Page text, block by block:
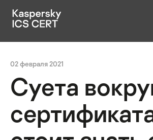
Услуги
Уязвимости
Статистика
02 февраля 2021
Суета